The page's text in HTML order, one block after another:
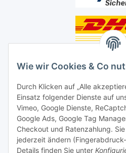
Wie wir Cookies & Co
Durch Klicken auf „Alle
Einsatz folgender Dienste auf
Vimeo, Google Dienste,
Google Ads, Google Tag
Checkout und Ratenzahlung.
jederzeit ändern
Details finden Sie unter
Social Media
Unsere Dienstleistungen
Lampenreparatur
Lichtservice für Senioren